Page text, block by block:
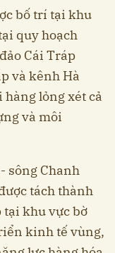
bố trí tại khu
quy hoạch
Cái Tráp
và kênh Hà
lỏng xét cả
và môi
sông Chanh
tách thành
tại khu vực bờ
kinh tế vùng,